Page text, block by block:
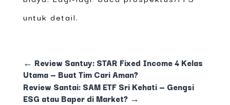
untuk detail.
← Review Santuy: STAR Fixed Income 4 Kelas
Utama — Buat Tim Cari Aman?
Review Santai: SAM ETF Sri Kehati — Gengsi
ESG atau Baper di Market?→